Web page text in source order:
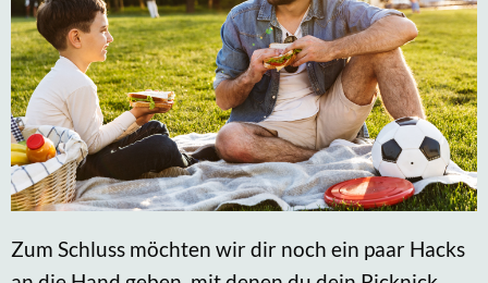
Zum Schluss möchten wir dir noch ein paar Hacks